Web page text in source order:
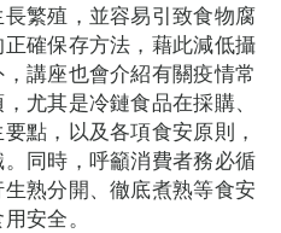
繁殖，並容易引致食物腐
確保存方法，藉此減低攝
講座也會介紹有關疫情常
尤其是冷鏈食品在採購、
點，以及各項食安原則，
同時，呼籲消費者務必循
熟分開、徹底煮熟等食安
安全。